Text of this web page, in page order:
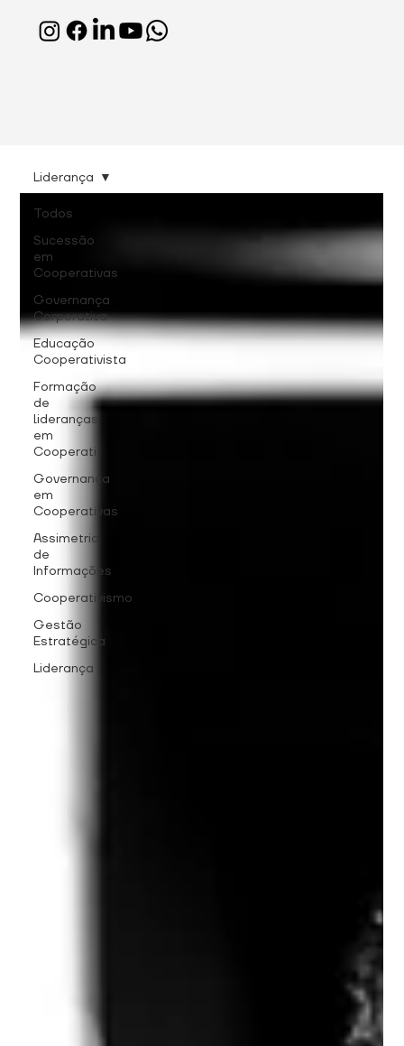
Todos
Sucessão
em
Cooperativas
Governança
Corporativa
Educação
Cooperativista
Formação
de
lideranças
em
Cooperati
Governança
em
Cooperativas
Assimetria
de
Informações
Cooperativismo
Gestão
Estratégica
Liderança
Liderança